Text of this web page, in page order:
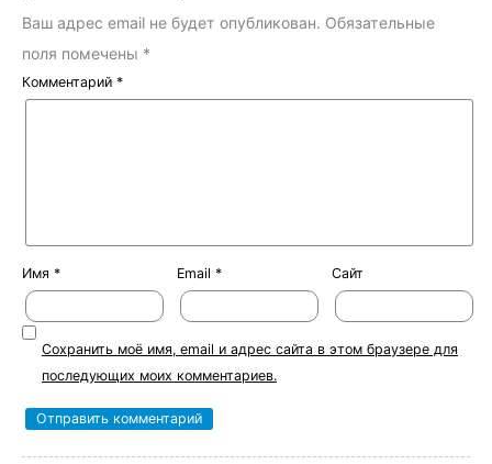
Ваш адрес email не будет опубликован. Обязательные
поля помечены *
Комментарий *
Имя * Email * Сайт
Сохранить моё имя, email и адрес сайта в этом браузере для
последующих моих комментариев.